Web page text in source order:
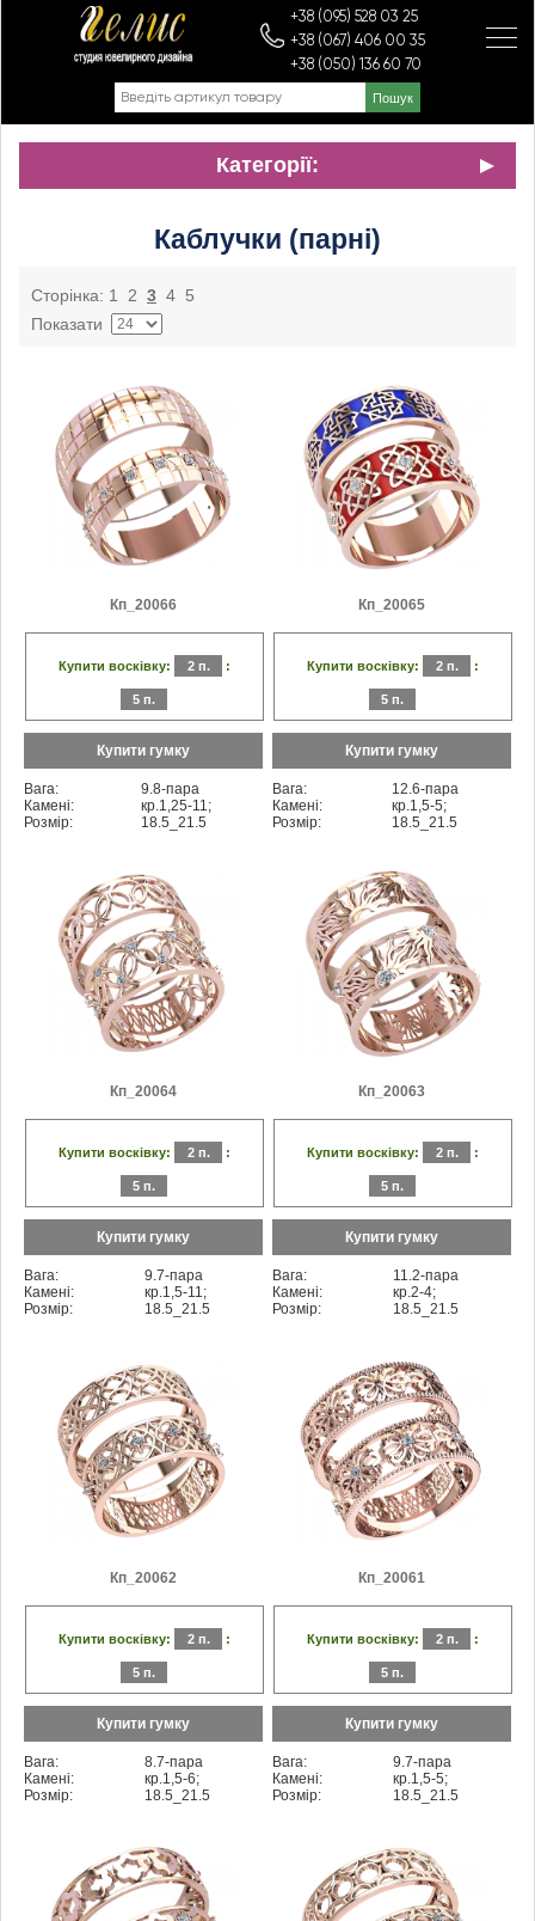
+38 (095) 528 03 25
+38 (067) 406 00 35
+38 (050) 136 60 70
Категорії:
Каблучки (парні)
Сторінка: 1 2 3 4 5
Показати
Кп_20066
Купити восківку: 2 п. :
5 п.
Купити гумку
Вага:
9.8-пара
Камені:
кр.1,25-11;
Розмір:
18.5_21.5
Кп_20065
Купити восківку: 2 п. :
5 п.
Купити гумку
Вага:
12.6-пара
Камені:
кр.1,5-5;
Розмір:
18.5_21.5
Кп_20064
Купити восківку: 2 п. :
5 п.
Купити гумку
Вага:
9.7-пара
Камені:
кр.1,5-11;
Розмір:
18.5_21.5
Кп_20063
Купити восківку: 2 п. :
5 п.
Купити гумку
Вага:
11.2-пара
Камені:
кр.2-4;
Розмір:
18.5_21.5
Кп_20062
Купити восківку: 2 п. :
5 п.
Купити гумку
Вага:
8.7-пара
Камені:
кр.1,5-6;
Розмір:
18.5_21.5
Кп_20061
Купити восківку: 2 п. :
5 п.
Купити гумку
Вага:
9.7-пара
Камені:
кр.1,5-5;
Розмір:
18.5_21.5